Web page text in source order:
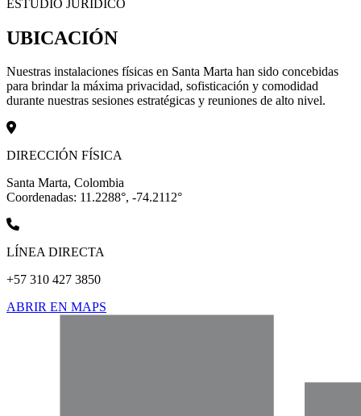
ESTUDIO JURÍDICO
UBICACIÓN
Nuestras instalaciones físicas en Santa Marta han sido concebidas
para brindar la máxima privacidad, sofisticación y comodidad
durante nuestras sesiones estratégicas y reuniones de alto nivel.
DIRECCIÓN FÍSICA
Santa Marta, Colombia
Coordenadas: 11.2288°, -74.2112°
LÍNEA DIRECTA
+57 310 427 3850
ABRIR EN MAPS